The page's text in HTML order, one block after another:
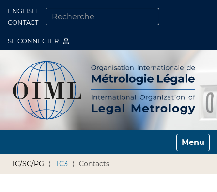
ENGLISH
CONTACT
SE CONNECTER
Toggle
TC/SC/PG TC3 Contacts